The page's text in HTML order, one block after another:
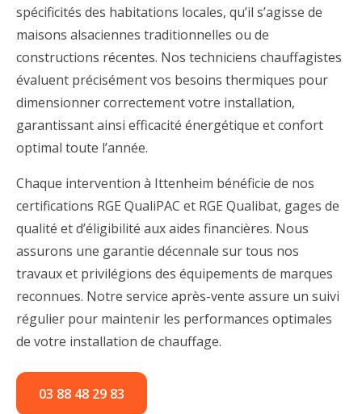
spécificités des habitations locales, qu’il s’agisse de
maisons alsaciennes traditionnelles ou de
constructions récentes. Nos techniciens chauffagistes
évaluent précisément vos besoins thermiques pour
dimensionner correctement votre installation,
garantissant ainsi efficacité énergétique et confort
optimal toute l’année.
Chaque intervention à Ittenheim bénéficie de nos
certifications RGE QualiPAC et RGE Qualibat, gages de
qualité et d’éligibilité aux aides financières. Nous
assurons une garantie décennale sur tous nos
travaux et privilégions des équipements de marques
reconnues. Notre service après-vente assure un suivi
régulier pour maintenir les performances optimales
de votre installation de chauffage.
03 88 48 29 83